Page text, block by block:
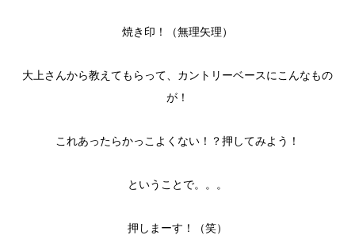
焼き印！（無理矢理）
大上さんから教えてもらって、カントリーベースにこんなもの
が！
これあったらかっこよくない！？押してみよう！
ということで。。。
押しまーす！（笑）